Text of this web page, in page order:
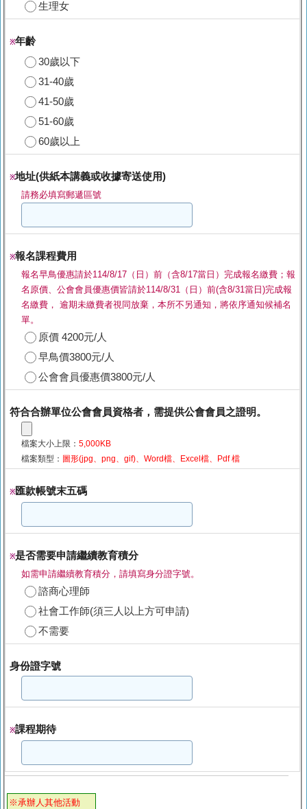
生理女
※年齡
30歲以下
31-40歲
41-50歲
51-60歲
60歲以上
※地址(供紙本講義或收據寄送使用)
請務必填寫郵遞區號
※報名課程費用
報名早鳥優惠請於114/8/17（日）前（含8/17當日）完成報名繳費；報
名原價、公會會員優惠價皆請於114/8/31（日）前(含8/31當日)完成報
名繳費， 逾期未繳費者視同放棄，本所不另通知，將依序通知候補名
單。
原價 4200元/人
早鳥價3800元/人
公會會員優惠價3800元/人
符合合辦單位公會會員資格者，需提供公會會員之證明。
檔案大小上限： 5,000KB
檔案類型： 圖形(jpg、png、gif)、Word檔、Excel檔、Pdf 檔
※匯款帳號末五碼
※是否需要申請繼續教育積分
如需申請繼續教育積分，請填寫身分證字號。
諮商心理師
社會工作師(須三人以上方可申請)
不需要
身份證字號
※課程期待
※承辦人其他活動